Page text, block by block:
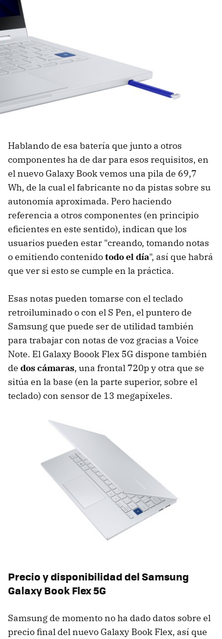
Hablando de esa batería que junto a otros
componentes ha de dar para esos requisitos, en
el nuevo Galaxy Book vemos una pila de 69,7
Wh, de la cual el fabricante no da pistas sobre su
autonomía aproximada. Pero haciendo
referencia a otros componentes (en principio
eficientes en este sentido), indican que los
usuarios pueden estar "creando, tomando notas
o emitiendo contenidotodo el día", así que habrá
que ver si esto se cumple en la práctica.
Esas notas pueden tomarse con el teclado
retroiluminado o con el S Pen, el puntero de
Samsung que puede ser de utilidad también
para trabajar con notas de voz gracias a Voice
Note. El Galaxy Boook Flex 5G dispone también
de dos cámaras, una frontal 720p y otra que se
sitúa en la base (en la parte superior, sobre el
teclado) con sensor de 13 megapíxeles.
Precio y disponibilidad del Samsung
Galaxy Book Flex 5G
Samsung de momento no ha dado datos sobre el
precio final del nuevo Galaxy Book Flex, así que